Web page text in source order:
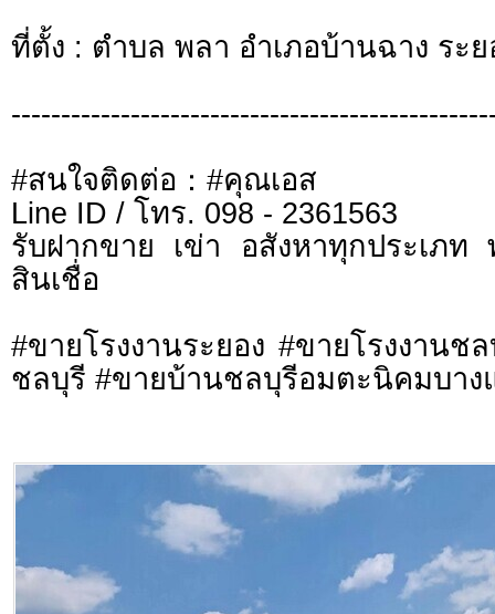
ที่ตั้ง : ตำบล พลา อำเภอบ้านฉาง ระย
#สนใจติดต่อ：#คุณเอส
Line ID / โทร. 098 - 2361563
รับฝากขาย เข่า อสังหาทุกประเภท
สินเชื่อ
#ขายโรงงานระยอง #ขายโรงงานช
ชลบุรี #ขายบ้านชลบุรีอมตะนิคมบาง